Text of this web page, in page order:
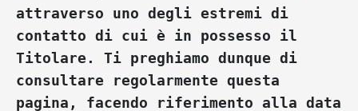
attraverso uno degli estremi di
contatto di cui è in possesso il
Titolare. Ti preghiamo dunque di
consultare regolarmente questa
pagina, facendo riferimento alla data